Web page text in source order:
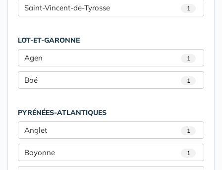
Saint-Vincent-de-Tyrosse 1
LOT-ET-GARONNE
Agen 1
Boé 1
PYRÉNÉES-ATLANTIQUES
Anglet 1
Bayonne 1